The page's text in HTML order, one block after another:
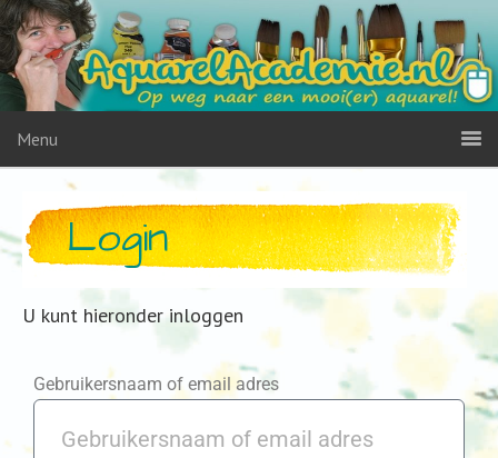
Menu
Login
U kunt hieronder inloggen
Gebruikersnaam of email adres